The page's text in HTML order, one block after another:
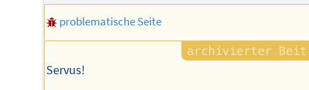
problematische Seite
Servus!